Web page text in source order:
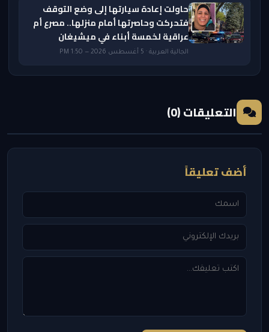
حاولت إعادة سيارتها إلى وضع التوقف
فتحركت وحاصرتها أمام منزلها.. مصرع أم
عراقية لخمسة أبناء في ميشيغان
الجالية العربية · 5 أغسطس 2026 — 1:50 PM
التعليقات (0)
أضف تعليقاً